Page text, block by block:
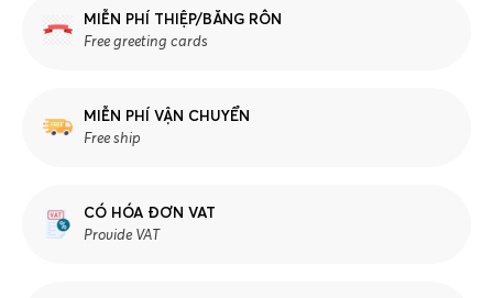
MIỄN PHÍ THIỆP/BĂNG RÔN
Free greeting cards
MIỄN PHÍ VẬN CHUYỂN
Free ship
CÓ HÓA ĐƠN VAT
Provide VAT